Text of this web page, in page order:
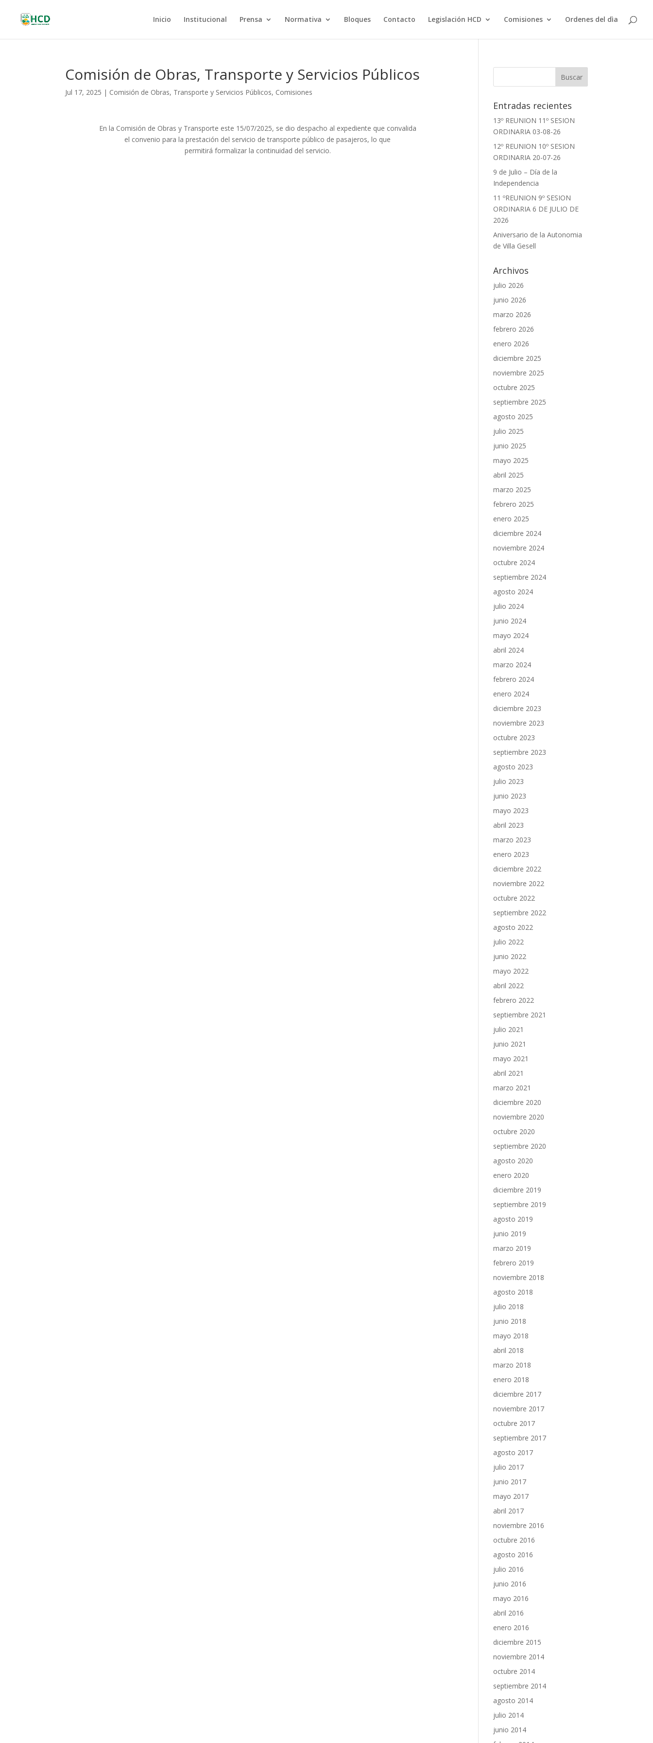
Inicio Institucional Prensa Normativa Bloques Contacto Legislación HCD Comisiones Ordenes del dìa
Comisión de Obras, Transporte y Servicios Públicos
Jul 17, 2025 | Comisión de Obras, Transporte y Servicios Públicos, Comisiones
En la Comisión de Obras y Transporte este 15/07/2025, se dio despacho al expediente que convalida
el convenio para la prestación del servicio de transporte público de pasajeros, lo que
permitirá formalizar la continuidad del servicio.
Entradas recientes
13º REUNION 11º SESION
ORDINARIA 03-08-26
12º REUNION 10º SESION
ORDINARIA 20-07-26
9 de Julio – Día de la
Independencia
11 ºREUNION 9º SESION
ORDINARIA 6 DE JULIO DE
2026
Aniversario de la Autonomia
de Villa Gesell
Archivos
julio 2026
junio 2026
marzo 2026
febrero 2026
enero 2026
diciembre 2025
noviembre 2025
octubre 2025
septiembre 2025
agosto 2025
julio 2025
junio 2025
mayo 2025
abril 2025
marzo 2025
febrero 2025
enero 2025
diciembre 2024
noviembre 2024
octubre 2024
septiembre 2024
agosto 2024
julio 2024
junio 2024
mayo 2024
abril 2024
marzo 2024
febrero 2024
enero 2024
diciembre 2023
noviembre 2023
octubre 2023
septiembre 2023
agosto 2023
julio 2023
junio 2023
mayo 2023
abril 2023
marzo 2023
enero 2023
diciembre 2022
noviembre 2022
octubre 2022
septiembre 2022
agosto 2022
julio 2022
junio 2022
mayo 2022
abril 2022
febrero 2022
septiembre 2021
julio 2021
junio 2021
mayo 2021
abril 2021
marzo 2021
diciembre 2020
noviembre 2020
octubre 2020
septiembre 2020
agosto 2020
enero 2020
diciembre 2019
septiembre 2019
agosto 2019
junio 2019
marzo 2019
febrero 2019
noviembre 2018
agosto 2018
julio 2018
junio 2018
mayo 2018
abril 2018
marzo 2018
enero 2018
diciembre 2017
noviembre 2017
octubre 2017
septiembre 2017
agosto 2017
julio 2017
junio 2017
mayo 2017
abril 2017
noviembre 2016
octubre 2016
agosto 2016
julio 2016
junio 2016
mayo 2016
abril 2016
enero 2016
diciembre 2015
noviembre 2014
octubre 2014
septiembre 2014
agosto 2014
julio 2014
junio 2014